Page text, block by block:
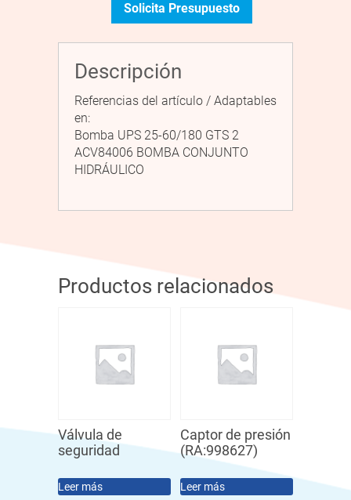
Solicita Presupuesto
Descripción
Referencias del artículo / Adaptables
en:
Bomba UPS 25-60/180 GTS 2
ACV84006 BOMBA CONJUNTO
HIDRÁULICO
Productos relacionados
Válvula de
seguridad
Leer más
Captor de presión
(RA:998627)
Leer más